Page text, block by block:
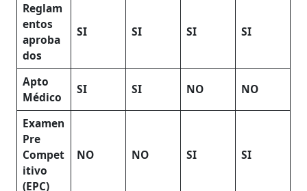
Reglam
entos
aproba
dos
SI SI SI SI
Apto
Médico
SI SI NO NO
Examen
Pre
Compet
itivo
(EPC)
NO NO SI SI